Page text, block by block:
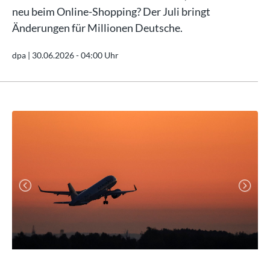
neu beim Online-Shopping? Der Juli bringt
Änderungen für Millionen Deutsche.
dpa | 30.06.2026 - 04:00 Uhr